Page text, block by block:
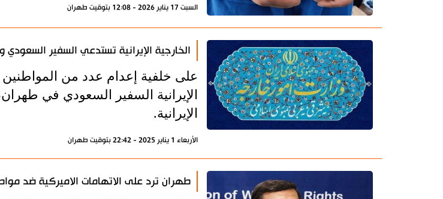
السبت 17 يناير 2026 - 12:08 بتوقيت طهران
الخارجية الإيرانية تستدعي السفير السعودي
على خلفية إعدام عدد من المواطنين
الإيرانية السفير السعودي في
الإيرانية.
الأربعاء 1 يناير 2025 - 22:42 بتوقيت طهران
طهران ترد على الاتهامات الاميركية ضد